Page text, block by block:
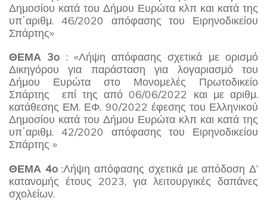
Δημοσίου κατά του Δήμου Ευρώτα κλπ και κατά της
υπ΄αριθμ. 46/2020 απόφασης του Ειρηνοδικείου
Σπάρτης»
ΘΕΜΑ 3o : «Λήψη απόφασης σχετικά με ορισμό
Δικηγόρου για παράσταση για λογαριασμό του
Δήμου Ευρώτα στο Μονομελές Πρωτοδικείο
Σπάρτης επί της από 06/06/2022 και με αριθμ.
κατάθεσης ΕΜ. ΕΦ. 90/2022 έφεσης του Ελληνικού
Δημοσίου κατά του Δήμου Ευρώτα κλπ και κατά της
υπ΄αριθμ. 42/2020 απόφασης του Ειρηνοδικείου
Σπάρτης »
ΘΕΜΑ 4o:Λήψη απόφασης σχετικά με απόδοση Δ’
κατανομής έτους 2023, για λειτουργικές δαπάνες
σχολείων.